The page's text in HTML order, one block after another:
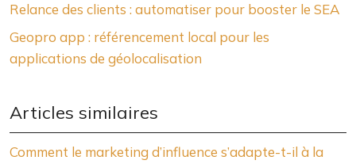
Relance des clients : automatiser pour booster le SEA
Geopro app : référencement local pour les
applications de géolocalisation
Articles similaires
Comment le marketing d’influence s’adapte-t-il à la